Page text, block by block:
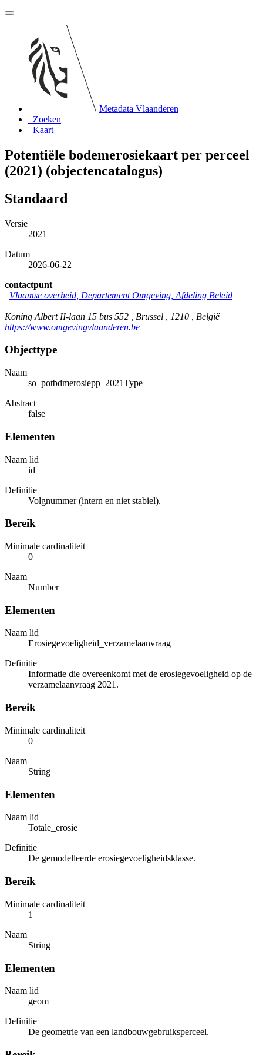
Metadata Vlaanderen
Zoeken
Kaart
Potentiële bodemerosiekaart per perceel
(2021) (objectencatalogus)
Standaard
Versie
2021
Datum
2026-06-22
contactpunt
Vlaamse overheid, Departement Omgeving, Afdeling Beleid
Koning Albert II-laan 15 bus 552 , Brussel , 1210 , België
https://www.omgevingvlaanderen.be
Objecttype
Naam
so_potbdmerosiepp_2021Type
Abstract
false
Elementen
Naam lid
id
Definitie
Volgnummer (intern en niet stabiel).
Bereik
Minimale cardinaliteit
0
Naam
Number
Elementen
Naam lid
Erosiegevoeligheid_verzamelaanvraag
Definitie
Informatie die overeenkomt met de erosiegevoeligheid op de
verzamelaanvraag 2021.
Bereik
Minimale cardinaliteit
0
Naam
String
Elementen
Naam lid
Totale_erosie
Definitie
De gemodelleerde erosiegevoeligheidsklasse.
Bereik
Minimale cardinaliteit
1
Naam
String
Elementen
Naam lid
geom
Definitie
De geometrie van een landbouwgebruiksperceel.